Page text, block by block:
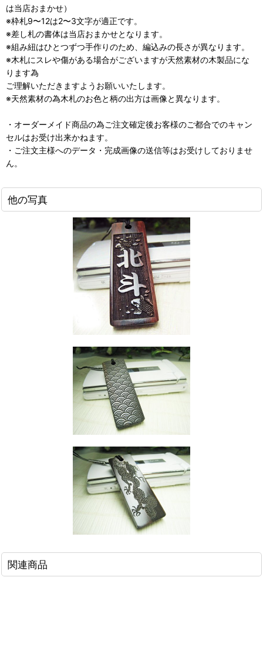
は当店おまかせ）
※枠札9〜12は2〜3文字が適正です。
※差し札の書体は当店おまかせとなります。
※組み紐はひとつずつ手作りのため、編込みの長さが異なります。
※木札にスレや傷がある場合がございますが天然素材の木製品にな
ります為
ご理解いただきますようお願いいたします。
※天然素材の為木札のお色と柄の出方は画像と異なります。
・オーダーメイド商品の為ご注文確定後お客様のご都合でのキャン
セルはお受け出来かねます。
・ご注文主様へのデータ・完成画像の送信等はお受けしておりませ
ん。
他の写真
関連商品